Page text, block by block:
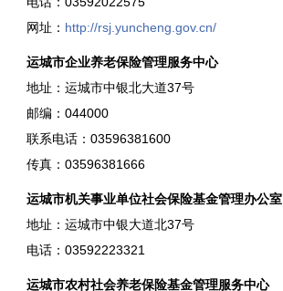
网址： http://rsj.yuncheng.gov.cn/
运城市企业养老保险管理服务中心
地址：运城市中银北大道37号
邮编：044000
联系电话：0359­6381600
传真：0359­6381666
运城市机关事业单位社会保险基金管理办公室
地址：运城市中银大道北37号
电话：0359­2223321
运城市农村社会养老保险基金管理服务中心